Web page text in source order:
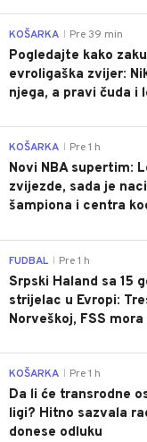
KOŠARKA Pre 39 min
Pogledajte kako
evroligaška zvijer:
njega, a pravi čuda i
KOŠARKA Pre 1 h
Novi NBA supertim:
zvijezde, sada je
šampiona i centra
FUDBAL Pre 1 h
Srpski Haland sa 15
strijelac u Evropi:
Norveškoj, FSS
KOŠARKA Pre 1 h
Da li će transrodne
ligi? Hitno sazvala
donese odluku